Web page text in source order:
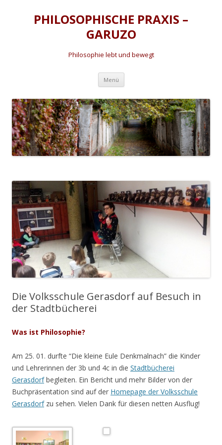
PHILOSOPHISCHE PRAXIS –
GARUZO
Philosophie lebt und bewegt
Menü Zum
springen
Die Volksschule Gerasdorf auf Besuch in
der Stadtbücherei
Was ist Philosophie?
Am 25. 01. durfte “Die kleine Eule Denkmalnach” die Kinder
und Lehrerinnen der 3b und 4c in die Stadtbücherei
Gerasdorfbegleiten. Ein Bericht und mehr Bilder von der
Buchpräsentation sind auf der Homepage der Volksschule
Gerasdorfzu sehen. Vielen Dank für diesen netten Ausflug!